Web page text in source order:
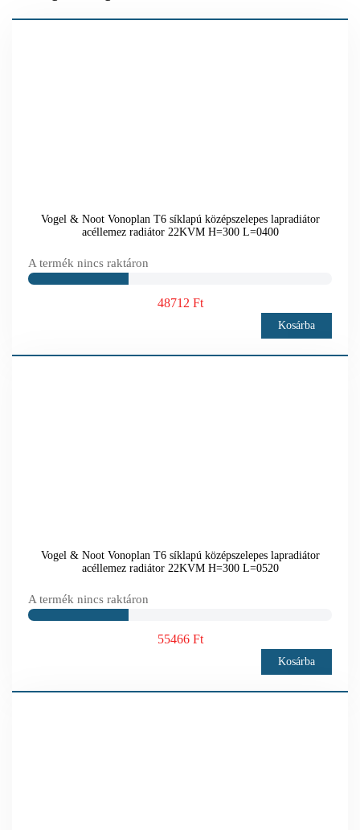
Vogel & Noot Vonoplan T6 síklapú középszelepes lapradiátor
acéllemez radiátor 22KVM H=300 L=0400
A termék nincs raktáron
48712 Ft
Kosárba
Vogel & Noot Vonoplan T6 síklapú középszelepes lapradiátor
acéllemez radiátor 22KVM H=300 L=0520
A termék nincs raktáron
55466 Ft
Kosárba